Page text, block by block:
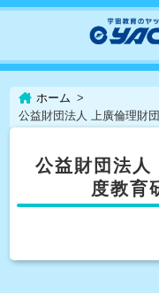
ホーム
公益財団法人 上廣倫理財
公益財団法
度教育